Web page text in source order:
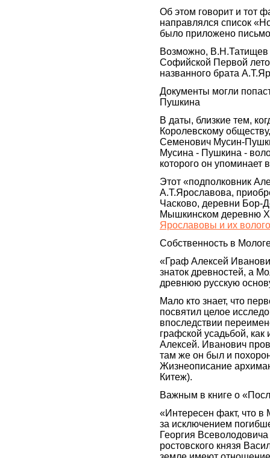
Об этом говорит и тот
направлялся список
было приложено
Возможно, В.Н.Татищев
Софийской Первой
названного брата
Документы могли
Пушкина
В даты, близкие тем,
Королевскому
Семенович Мусин-
Мусина - Пушкина -
которого он упоминает
Этот «подполковник
А.Т.Ярославова,
Часково, деревни Бор-
Мышкинском деревню
Ярославовы и их
Собственность в
«Граф Алексей
знаток древностей, а
древнюю русскую
Мало кто знает, что
посвятил целое
впоследствии
графской усадьбой,
Алексей. Иванович
там же он был и
Жизнеописание
Китеж).
Важным в книге о
«Интересен факт, что в
за исключением
Георгия
ростовского князя